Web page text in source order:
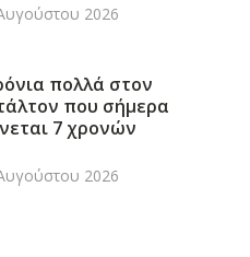
2026
πολλά στον
που σήμερα
7 χρονών
2026